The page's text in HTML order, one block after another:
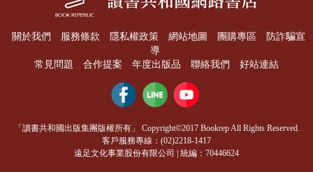
了對我的圍觀和調侃，重新開始手中的工作，不再搭理我。
我回到項目部，當我問一個施工員橋頭堡是個什麼地方時，
也引起他一陣大笑。「橋頭堡啊，就是大紅燈籠高高掛的地
方。」他雙手圍攏，比劃了一個燈籠的姿勢，「怎麼了，你
也想去體驗一下生活嗎？」
我馬上證實了自己的猜測。我在工地上被那個穿迷彩服的民
工調侃時，就大致猜到了橋頭堡是何方神聖。因為在底層民
關於我們 服務條款 隱私權政策 網站地圖 團購專區
防詐騙宣
導
常見問題
合作提案 年度出版品 聯絡我們 好站連結
「讀書共和國出版集團版權所有」 Copyright©2017 Bookrep All Rights Reserved.
客戶服務專線：(02)2218-1417
遠足文化事業股份有限公司 | 統編：70446624